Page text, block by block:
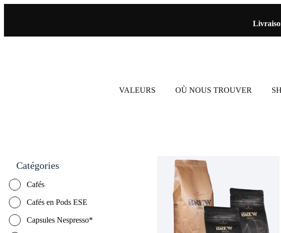
VALEURS OÙ NOUS TROUVER
Catégories
Cafés
Cafés en Pods ESE
Capsules Nespresso*